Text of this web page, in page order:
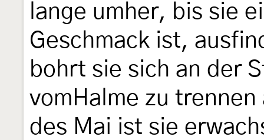
lange umher, bis sie
Geschmack ist,
bohrt sie sich an der
vomHalme zu
des Mai ist sie